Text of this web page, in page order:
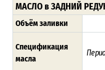
МАСЛО в ЗАДНИЙ
Объём заливки
Спецификация
масла